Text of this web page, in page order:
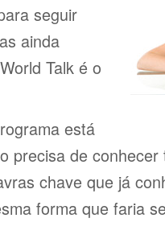
seguir
ainda
Talk é o
está
precisa de
chave que já
forma que faria